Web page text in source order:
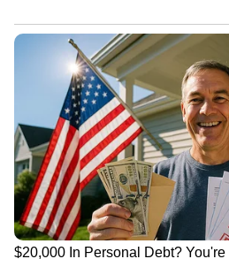
പക്രുവിന്‍റെ പേരിലുണ്ട്.
ചിത്രത്തിൽ ഒരു പ്രധാന
ചെയ്തിരിക്കുന്നത്.